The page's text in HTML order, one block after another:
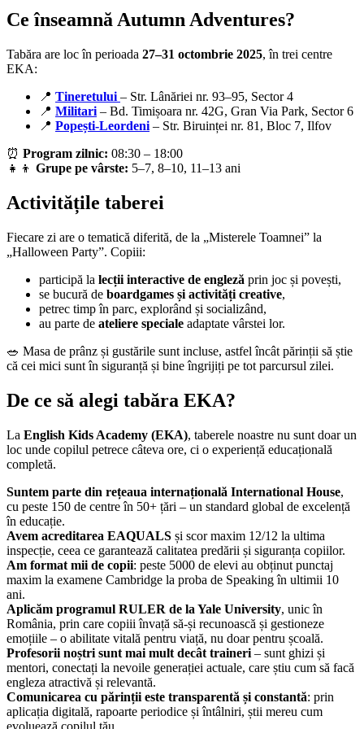
Ce înseamnă Autumn Adventures?
Tabăra are loc în perioada 27–31 octombrie 2025, în trei centre
EKA:
📍 Tineretului – Str. Lânăriei nr. 93–95, Sector 4
📍 Militari – Bd. Timișoara nr. 42G, Gran Via Park, Sector 6
📍 Popești-Leordeni – Str. Biruinței nr. 81, Bloc 7, Ilfov
⏰ Program zilnic: 08:30 – 18:00
👧👦 Grupe pe vârste: 5–7, 8–10, 11–13 ani
Activitățile taberei
Fiecare zi are o tematică diferită, de la „Misterele Toamnei” la
„Halloween Party”. Copiii:
participă la lecții interactive de engleză prin joc și povești,
se bucură de boardgames și activități creative,
petrec timp în parc, explorând și socializând,
au parte de ateliere speciale adaptate vârstei lor.
🥗 Masa de prânz și gustările sunt incluse, astfel încât părinții să știe
că cei mici sunt în siguranță și bine îngrijiți pe tot parcursul zilei.
De ce să alegi tabăra EKA?
La English Kids Academy (EKA), taberele noastre nu sunt doar un
loc unde copilul petrece câteva ore, ci o experiență educațională
completă.
Suntem parte din rețeaua internațională International House,
cu peste 150 de centre în 50+ țări – un standard global de excelență
în educație.
Avem acreditarea EAQUALS și scor maxim 12/12 la ultima
inspecție, ceea ce garantează calitatea predării și siguranța copiilor.
Am format mii de copii: peste 5000 de elevi au obținut punctaj
maxim la examene Cambridge la proba de Speaking în ultimii 10
ani.
Aplicăm programul RULER de la Yale University, unic în
România, prin care copiii învață să-și recunoască și gestioneze
emoțiile – o abilitate vitală pentru viață, nu doar pentru școală.
Profesorii noștri sunt mai mult decât traineri – sunt ghizi și
mentori, conectați la nevoile generației actuale, care știu cum să facă
engleza atractivă și relevantă.
Comunicarea cu părinții este transparentă și constantă: prin
aplicația digitală, rapoarte periodice și întâlniri, știi mereu cum
evoluează copilul tău.